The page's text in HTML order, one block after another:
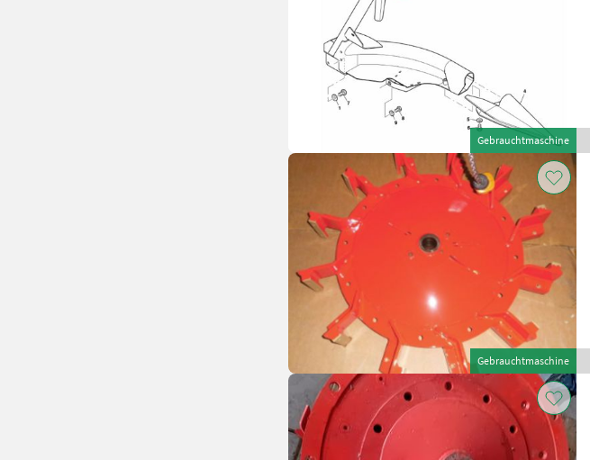
Gebrauchtmaschine
Gebrauchtmaschine